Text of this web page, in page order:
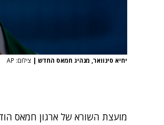
יחיא סינוואר, מנהיג חמאס החדש | צילום: AP
מועצת השורא של ארגון חמאס